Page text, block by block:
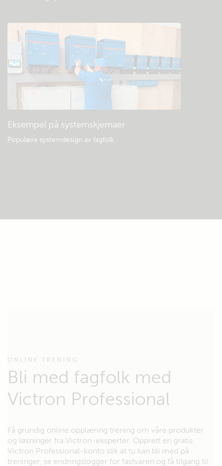
Eksempel på systemskjemaer
Populære systemdesign av fagfolk.
ONLINE TRENING
Bli med fagfolk med
Victron Professional
Få grundig online opplæring trening om våre produkter
og løsninger fra Victron-eksperter. Opprett en gratis
Victron Professional-konto slik at tu kan bli med på
treninger, se endringslogger for fastvaren og få tilgang til